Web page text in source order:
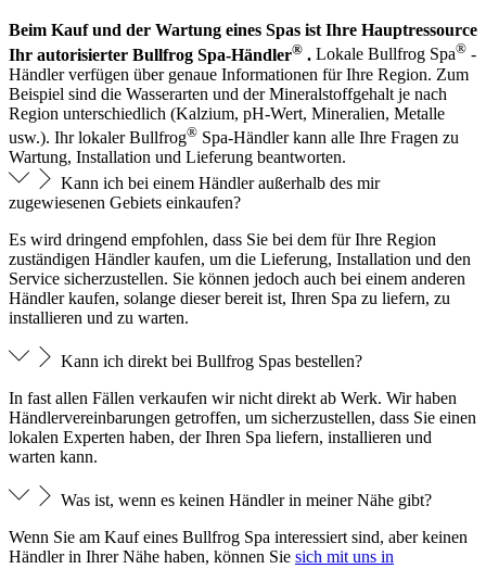
Beim Kauf und der Wartung eines Spas ist Ihre Hauptressource
Ihr autorisierter Bullfrog Spa-Händler® . Lokale Bullfrog Spa® -
Händler verfügen über genaue Informationen für Ihre Region. Zum
Beispiel sind die Wasserarten und der Mineralstoffgehalt je nach
Region unterschiedlich (Kalzium, pH-Wert, Mineralien, Metalle
usw.). Ihr lokaler Bullfrog® Spa-Händler kann alle Ihre Fragen zu
Wartung, Installation und Lieferung beantworten.
Kann ich bei einem Händler außerhalb des mir
zugewiesenen Gebiets einkaufen?
Es wird dringend empfohlen, dass Sie bei dem für Ihre Region
zuständigen Händler kaufen, um die Lieferung, Installation und den
Service sicherzustellen. Sie können jedoch auch bei einem anderen
Händler kaufen, solange dieser bereit ist, Ihren Spa zu liefern, zu
installieren und zu warten.
Kann ich direkt bei Bullfrog Spas bestellen?
In fast allen Fällen verkaufen wir nicht direkt ab Werk. Wir haben
Händlervereinbarungen getroffen, um sicherzustellen, dass Sie einen
lokalen Experten haben, der Ihren Spa liefern, installieren und
warten kann.
Was ist, wenn es keinen Händler in meiner Nähe gibt?
Wenn Sie am Kauf eines Bullfrog Spa interessiert sind, aber keinen
Händler in Ihrer Nähe haben, können Sie sich mit uns in